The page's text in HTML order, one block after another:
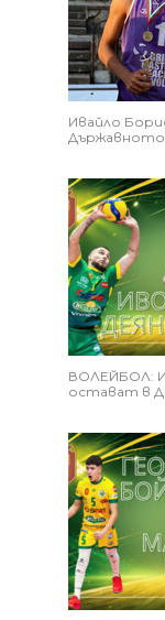
Ивайло
Държавното
ВОЛЕЙБОЛ:
остават в